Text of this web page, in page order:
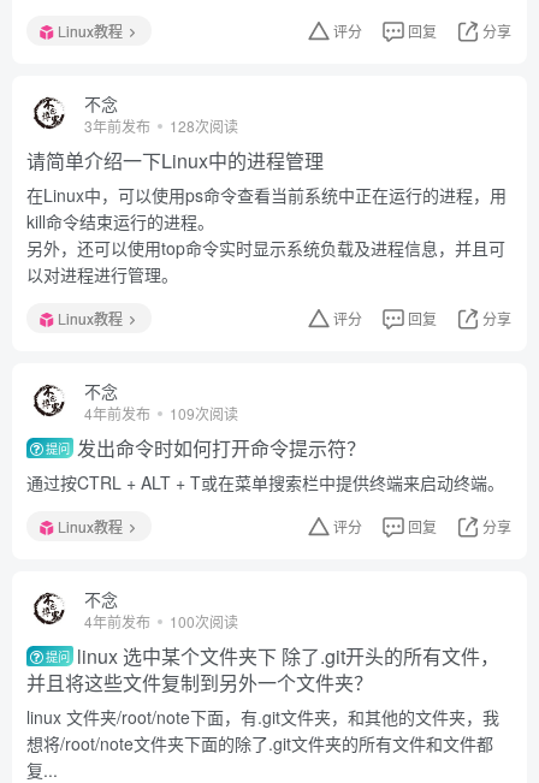
Linux教程 评分 回复 分享
不念
3年前发布 128次阅读
请简单介绍一下Linux中的进程管理
在Linux中，可以使用ps命令查看当前系统中正在运行的进程，用
kill命令结束运行的进程。
另外，还可以使用top命令实时显示系统负载及进程信息，并且可
以对进程进行管理。
Linux教程 评分 回复 分享
不念
4年前发布 109次阅读
提问 发出命令时如何打开命令提示符？
通过按CTRL + ALT + T或在菜单搜索栏中提供终端来启动终端。
Linux教程 评分 回复 分享
不念
4年前发布 100次阅读
提问 linux 选中某个文件夹下 除了.git开头的所有文件，
并且将这些文件复制到另外一个文件夹？
linux 文件夹/root/note下面，有.git文件夹，和其他的文件夹，我
想将/root/note文件夹下面的除了.git文件夹的所有文件和文件都
复...